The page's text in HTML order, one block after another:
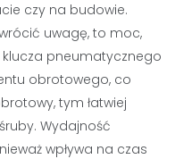
czy na budowie.
uwagę, to moc,
pneumatycznego
obrotowego, co
tym łatwiej
Wydajność
wpływa na czas